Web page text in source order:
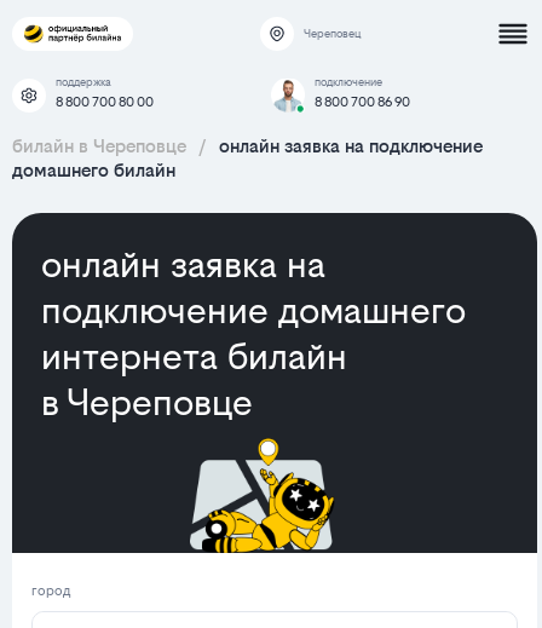
Череповец
поддержка
8 800 700 80 00
подключение
8 800 700 86 90
билайн в Череповце /
онлайн заявка на подключение
домашнего билайн
онлайн заявка на
подключение домашнего
интернета билайн
в Череповце
город